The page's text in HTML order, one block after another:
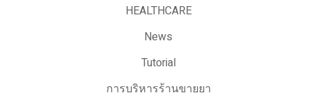
HEALTHCARE
News
Tutorial
การบริหารร้านขายยา